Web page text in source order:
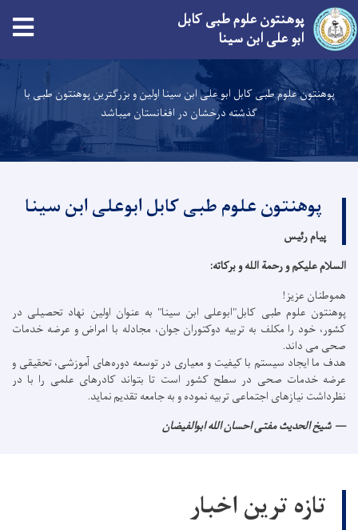
to
main
content
پوهنتون علوم طبی کابل
ابو علی ابن سینا
پوهنتون علوم طبی کابل ابو علی ابن سینا اولین و بزرگترین پوهنتون طبی با
گذشته درخشان در افغانستان میباشد
پوهنتون علوم طبی کابل ابوعلی ابن سینا
پیام رئیس
السلام عليكم و رحمة الله و بركاته:
هموطنان عزیز!
پوهنتون علوم طبی کابل"ابوعلی ابن سینا" به عنوان اولین نهاد تحصیلی در
کشور، خود را مکلف به تربیه دوکتوران جوان، مجادله با امراض و عرضه خدمات
صحی می داند.
هدف ما ایجاد سیستم با کیفیت و معیاری در توسعه دوره‌های آموزشی، تحقیقی و
عرضه خدمات صحی در سطح کشور است تا بتواند کادرهای علمی را با در
نظرداشت نیازهای اجتماعی تربیه نموده و به جامعه تقدیم نماید.
شیخ الحدیث مفتی احسان الله ابوالفیضان
تازه ترین اخبار